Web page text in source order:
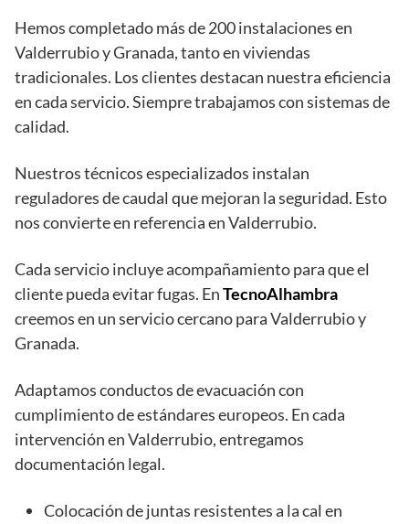
Hemos completado más de 200 instalaciones en
Valderrubio y Granada, tanto en viviendas
tradicionales. Los clientes destacan nuestra eficiencia
en cada servicio. Siempre trabajamos con sistemas de
calidad.
Nuestros técnicos especializados instalan
reguladores de caudal que mejoran la seguridad. Esto
nos convierte en referencia en Valderrubio.
Cada servicio incluye acompañamiento para que el
cliente pueda evitar fugas. EnTecnoAlhambra
creemos en un servicio cercano para Valderrubio y
Granada.
Adaptamos conductos de evacuación con
cumplimiento de estándares europeos. En cada
intervención en Valderrubio, entregamos
documentación legal.
Colocación de juntas resistentes a la cal en